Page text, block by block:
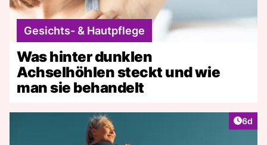
Gesichts- & Hautpflege
Was hinter dunklen
Achselhöhlen steckt und wie
man sie behandelt
6d